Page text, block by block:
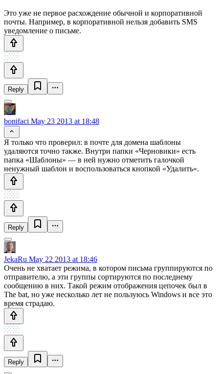
Это уже не первое расхождение обычной и корпоративной
почты. Например, в корпоративной нельзя добавить SMS
уведомление о письме.
Reply
bonifaci May 23 2013 at 18:48
Я только что проверил: в почте для домена шаблоны
удаляются точно также. Внутри папки «Черновики» есть
папка «Шаблоны» — в ней нужно отметить галочкой
ненужный шаблон и воспользоваться кнопкой «Удалить».
Reply
JekaRu May 22 2013 at 18:46
Очень не хватает режима, в котором письма группируются по
отправителю, а эти группы сортируются по последнему
сообщению в них. Такой режим отображения цепочек был в
The bat, но уже несколько лет не пользуюсь Windows и все это
время страдаю.
Reply